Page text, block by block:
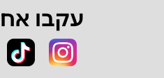
עקבו